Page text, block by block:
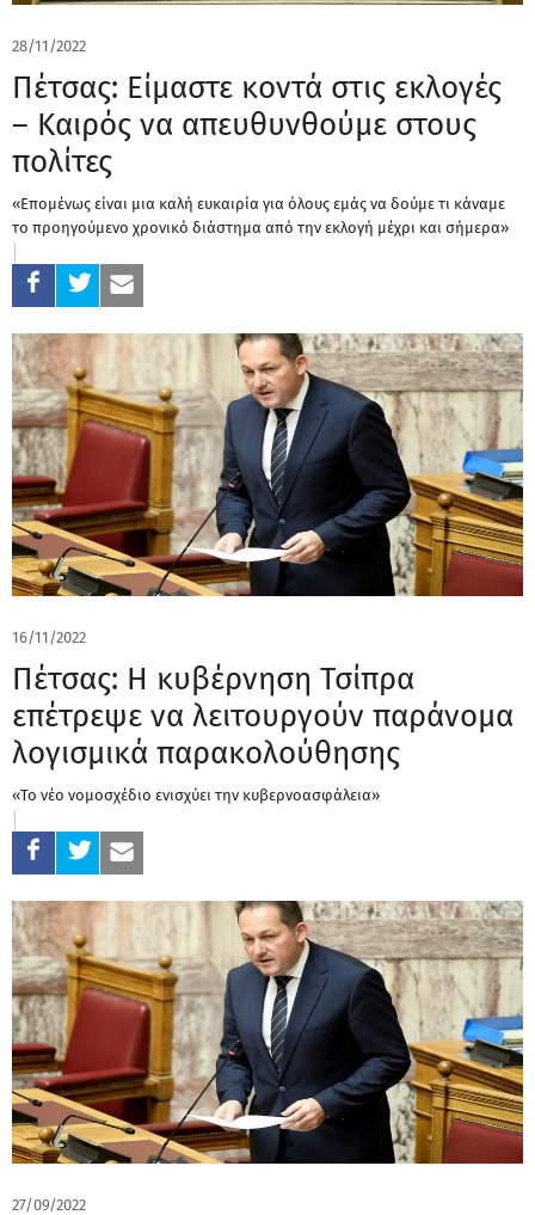
28/11/2022
Πέτσας: Είμαστε κοντά στις εκλογές
– Καιρός να απευθυνθούμε στους
πολίτες
«Επομένως είναι μια καλή ευκαιρία για όλους εμάς να δούμε τι κάναμε
το προηγούμενο χρονικό διάστημα από την εκλογή μέχρι και σήμερα»
16/11/2022
Πέτσας: Η κυβέρνηση Τσίπρα
επέτρεψε να λειτουργούν παράνομα
λογισμικά παρακολούθησης
«Το νέο νομοσχέδιο ενισχύει την κυβερνοασφάλεια»
27/09/2022